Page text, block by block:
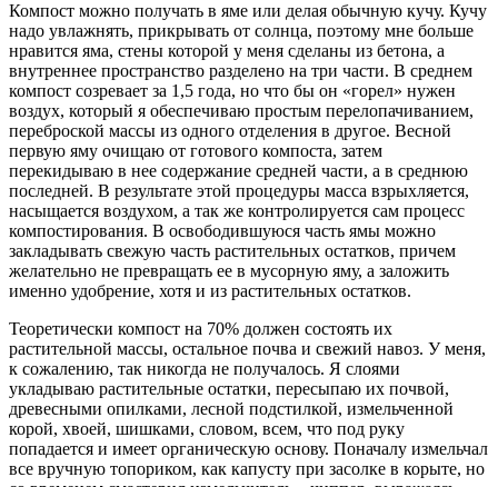
Компост можно получать в яме или делая обычную кучу. Кучу
надо увлажнять, прикрывать от солнца, поэтому мне больше
нравится яма, стены которой у меня сделаны из бетона, а
внутреннее пространство разделено на три части. В среднем
компост созревает за 1,5 года, но что бы он «горел» нужен
воздух, который я обеспечиваю простым перелопачиванием,
переброской массы из одного отделения в другое. Весной
первую яму очищаю от готового компоста, затем
перекидываю в нее содержание средней части, а в среднюю
последней. В результате этой процедуры масса взрыхляется,
насыщается воздухом, а так же контролируется сам процесс
компостирования. В освободившуюся часть ямы можно
закладывать свежую часть растительных остатков, причем
желательно не превращать ее в мусорную яму, а заложить
именно удобрение, хотя и из растительных остатков.
Теоретически компост на 70% должен состоять их
растительной массы, остальное почва и свежий навоз. У меня,
к сожалению, так никогда не получалось. Я слоями
укладываю растительные остатки, пересыпаю их почвой,
древесными опилками, лесной подстилкой, измельченной
корой, хвоей, шишками, словом, всем, что под руку
попадается и имеет органическую основу. Поначалу измельчал
все вручную топориком, как капусту при засолке в корыте, но